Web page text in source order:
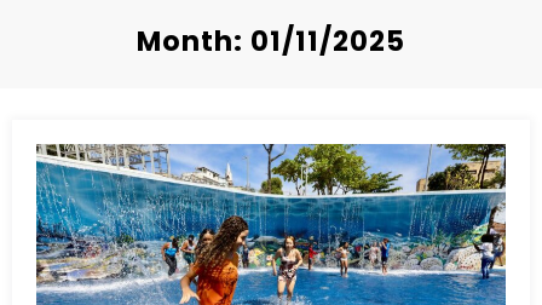
Month: 01/11/2025